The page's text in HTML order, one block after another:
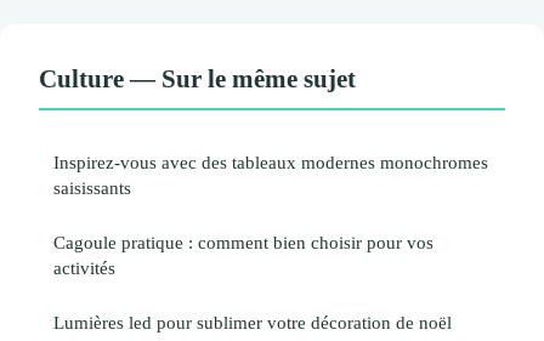
Culture — Sur le même sujet
Inspirez-vous avec des tableaux modernes monochromes
saisissants
Cagoule pratique : comment bien choisir pour vos
activités
Lumières led pour sublimer votre décoration de noël